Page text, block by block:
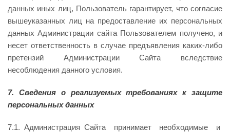
данных иных лиц, Пользователь гарантирует, что согласие
вышеуказанных лиц на предоставление их персональных
данных Администрации сайта Пользователем получено, и
несет ответственность в случае предъявления каких-либо
претензий Администрации Сайта вследствие
несоблюдения данного условия.
7. Сведения о реализуемых требованиях к защите
персональных данных
7.1. Администрация Сайта принимает необходимые и